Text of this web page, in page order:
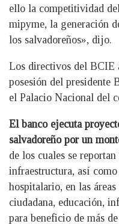
ello la competitividad
mipyme, la generación
los salvadoreños», dijo.
Los directivos del BCIE
posesión del presidente
el Palacio Nacional del
El banco ejecuta
salvadoreño por un
de los cuales se
infraestructura, así
hospitalario, en las
ciudadana, educación,
para beneficio de más